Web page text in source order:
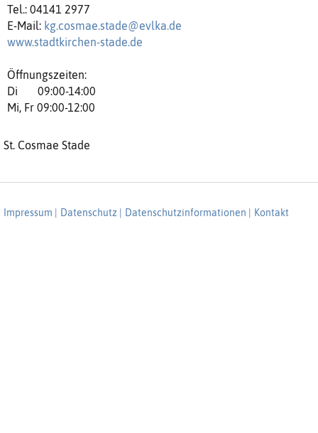
Tel.: 04141 2977
E-Mail: kg.cosmae.stade@evlka.de
www.stadtkirchen-stade.de
Öffnungszeiten:
Di 09:00-14:00
Mi, Fr 09:00-12:00
St. Cosmae Stade
Impressum | Datenschutz | Datenschutzinformationen | Kontakt